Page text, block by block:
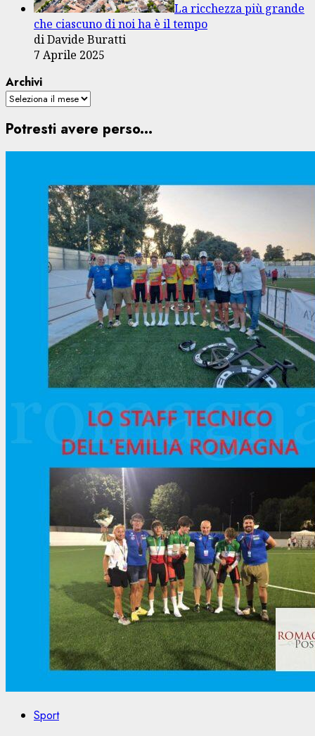
La ricchezza più grande
che ciascuno di noi ha è il tempo
di Davide Buratti
7 Aprile 2025
Archivi
Potresti avere perso...
Sport